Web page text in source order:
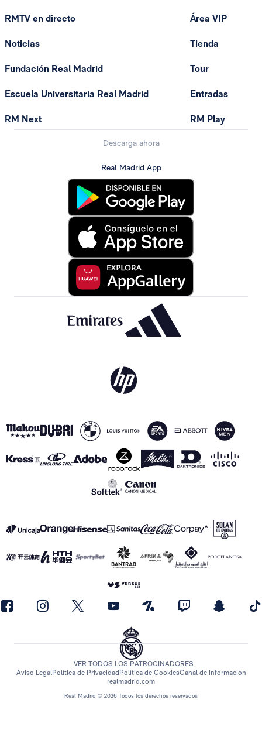
RMTV en directo
Noticias
Fundación Real Madrid
Escuela Universitaria Real Madrid
RM Next
Área VIP
Tienda
Tour
Entradas
RM Play
Descarga ahora
Real Madrid App
Real Madrid © 2026 Todos los derechos reservados
VER TODOS LOS PATROCINADORES
Aviso LegalPolítica de Privacidad Política de CookiesCanal de información
realmadrid.com